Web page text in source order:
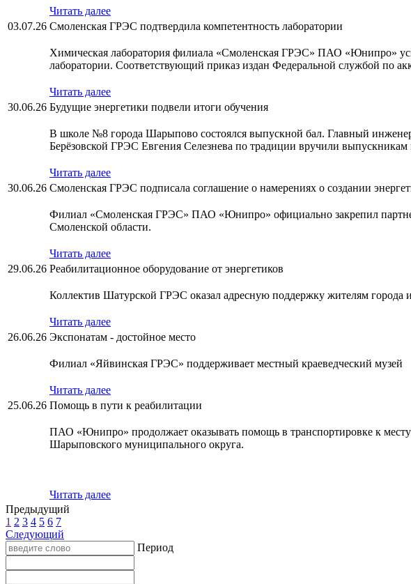
Читать далее
03.07.26 Смоленская ГРЭС подтвердила компетентность лаборатории
Химическая лаборатория филиала «Смоленская ГРЭС» ПАО «Юнипро»
лаборатории. Соответствующий приказ издан Федеральной службой по
Читать далее
30.06.26 Будущие энергетики подвели итоги обучения
В школе №8 города Шарыпово состоялся выпускной бал. Главный
Берёзовской ГРЭС Евгения Селезнева по традиции вручили
Читать далее
30.06.26 Смоленская ГРЭС подписала соглашение о намерениях о создании
Филиал «Смоленская ГРЭС» ПАО «Юнипро» официально закрепил
Смоленской области.
Читать далее
29.06.26 Реабилитационное оборудование от энергетиков
Коллектив Шатурской ГРЭС оказал адресную поддержку жителям города
Читать далее
26.06.26 Экспонатам - достойное место
Филиал «Яйвинская ГРЭС» поддерживает местный краеведческий музей
Читать далее
25.06.26 Помощь в пути к реабилитации
ПАО «Юнипро» продолжает оказывать помощь в транспортировке к
Шарыповского муниципального округа.
Читать далее
Предыдущий
1 2 3 4 5 6 7
Следующий
Период